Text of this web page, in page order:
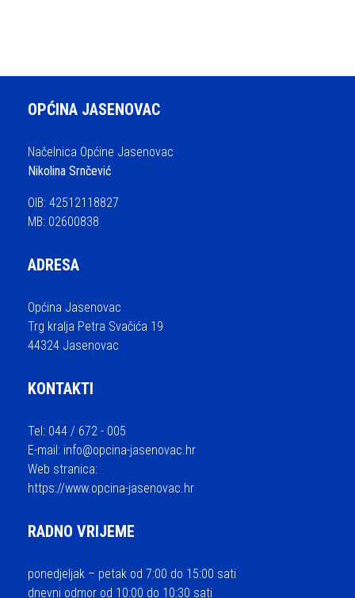
OPĆINA JASENOVAC
Načelnica Općine Jasenovac
Nikolina Srnčević
OIB: 42512118827
MB: 02600838
ADRESA
Općina Jasenovac
Trg kralja Petra Svačića 19
44324 Jasenovac
KONTAKTI
Tel: 044 / 672 - 005
E-mail: info@opcina-jasenovac.hr
Web stranica:
https://www.opcina-jasenovac.hr
RADNO VRIJEME
ponedjeljak – petak od 7:00 do 15:00 sati
dnevni odmor od 10:00 do 10:30 sati